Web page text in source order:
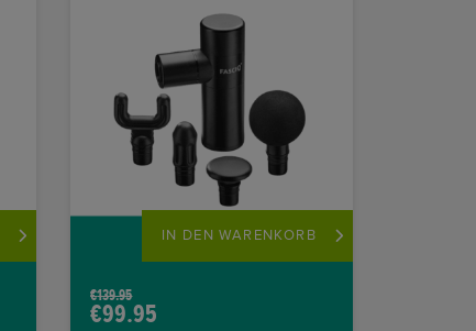
€139.95
€99.95
IN DEN WARENKORB